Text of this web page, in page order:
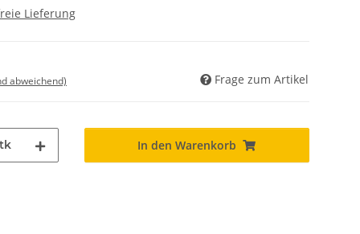
Lieferung
abweichend) Frage zum Artikel
In den Warenkorb